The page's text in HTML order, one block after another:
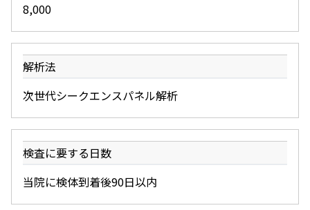
8,000
解析法
次世代シークエンスパネル解析
検査に要する日数
当院に検体到着後90日以内